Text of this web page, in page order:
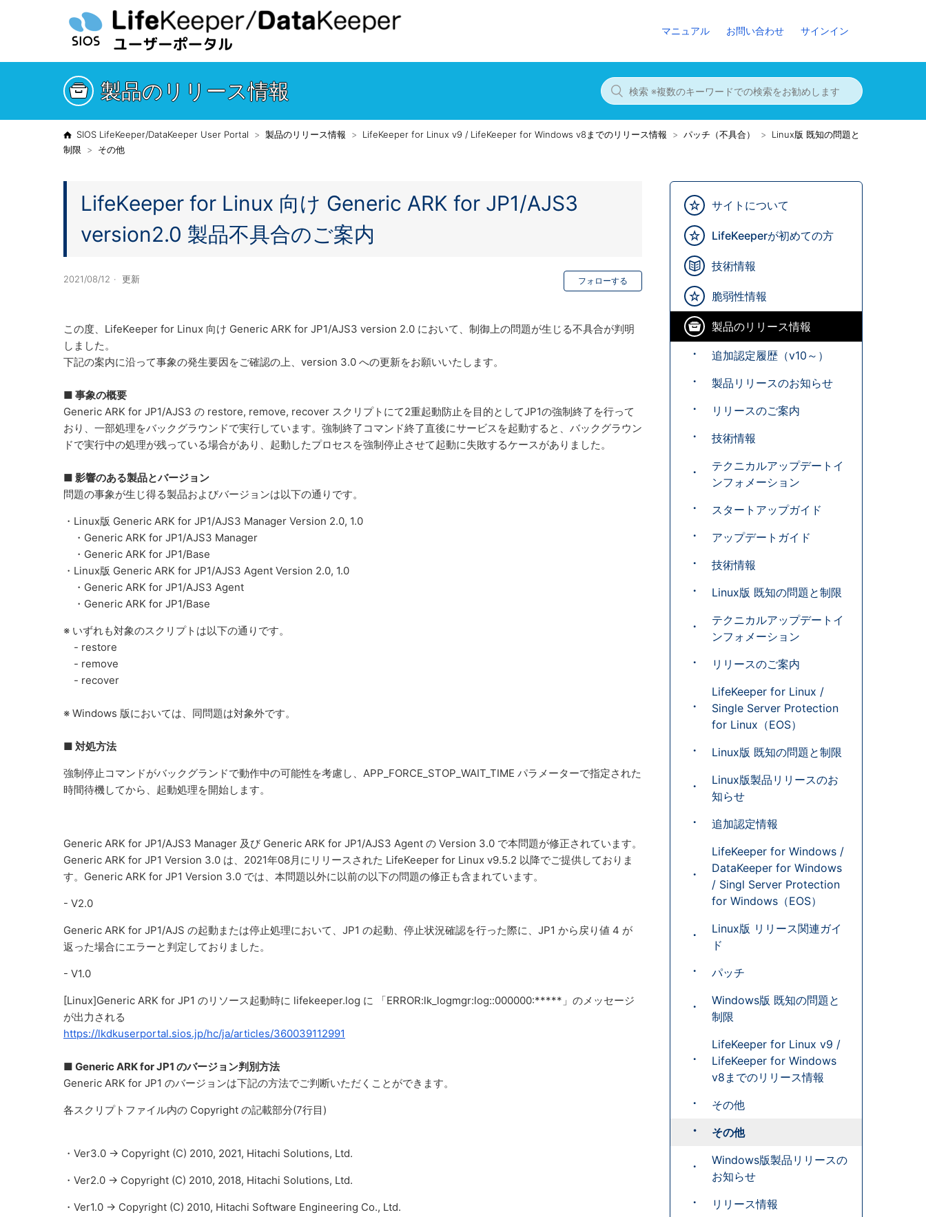
マニュアル お問い合わせ サインイン
製品のリリース情報
SIOS LifeKeeper/DataKeeper User Portal 製品のリリース情報 LifeKeeper for Linux v9 / LifeKeeper for Windows v8までのリリース情報 パッチ（不具合）
Linux版 既知の問題と
制限
その他
サイトについて
LifeKeeperが初めての方
技術情報
脆弱性情報
製品のリリース情報
追加認定履歴（v10～）
製品リリースのお知らせ
リリースのご案内
技術情報
テクニカルアップデートイ
ンフォメーション
スタートアップガイド
アップデートガイド
技術情報
Linux版 既知の問題と制限
テクニカルアップデートイ
ンフォメーション
リリースのご案内
LifeKeeper for Linux /
Single Server Protection
for Linux（EOS）
Linux版 既知の問題と制限
Linux版製品リリースのお
知らせ
追加認定情報
LifeKeeper for Windows /
DataKeeper for Windows
/ Singl Server Protection
for Windows（EOS）
Linux版 リリース関連ガイ
ド
パッチ
Windows版 既知の問題と
制限
LifeKeeper for Linux v9 /
LifeKeeper for Windows
v8までのリリース情報
その他
その他
Windows版製品リリースの
お知らせ
リリース情報
LifeKeeper for Linux 向け Generic ARK for JP1/AJS3
version2.0 製品不具合のご案内
2021/08/12 更新 フォローする
この度、LifeKeeper for Linux 向け Generic ARK for JP1/AJS3 version 2.0 において、制御上の問題が生じる不具合が判明
しました。
下記の案内に沿って事象の発生要因をご確認の上、version 3.0 への更新をお願いいたします。
■ 事象の概要
Generic ARK for JP1/AJS3 の restore, remove, recover スクリプトにて2重起動防止を目的としてJP1の強制終了を行って
おり、一部処理をバックグラウンドで実行しています。強制終了コマンド終了直後にサービスを起動すると、バックグラウン
ドで実行中の処理が残っている場合があり、起動したプロセスを強制停止させて起動に失敗するケースがありました。
■ 影響のある製品とバージョン
問題の事象が生じ得る製品およびバージョンは以下の通りです。
・Linux版 Generic ARK for JP1/AJS3 Manager Version 2.0, 1.0
・Generic ARK for JP1/AJS3 Manager
・Generic ARK for JP1/Base
・Linux版 Generic ARK for JP1/AJS3 Agent Version 2.0, 1.0
・Generic ARK for JP1/AJS3 Agent
・Generic ARK for JP1/Base
※ いずれも対象のスクリプトは以下の通りです。
- restore
- remove
- recover
※ Windows 版においては、同問題は対象外です。
■ 対処方法
強制停止コマンドがバックグランドで動作中の可能性を考慮し、APP_FORCE_STOP_WAIT_TIME パラメーターで指定された
時間待機してから、起動処理を開始します。
Generic ARK for JP1/AJS3 Manager 及び Generic ARK for JP1/AJS3 Agent の Version 3.0 で本問題が修正されています。
Generic ARK for JP1 Version 3.0 は、2021年08月にリリースされた LifeKeeper for Linux v9.5.2 以降でご提供しておりま
す。Generic ARK for JP1 Version 3.0 では、本問題以外に以前の以下の問題の修正も含まれています。
- V2.0
Generic ARK for JP1/AJS の起動または停止処理において、JP1 の起動、停止状況確認を行った際に、JP1 から戻り値 4 が
返った場合にエラーと判定しておりました。
- V1.0
[Linux]Generic ARK for JP1 のリソース起動時に lifekeeper.log に 「ERROR:lk_logmgr:log::000000:*****」のメッセージ
が出力される
https://lkdkuserportal.sios.jp/hc/ja/articles/360039112991
■ Generic ARK for JP1 のバージョン判別方法
Generic ARK for JP1 のバージョンは下記の方法でご判断いただくことができます。
各スクリプトファイル内の Copyright の記載部分(7行目)
・Ver3.0 → Copyright (C) 2010, 2021, Hitachi Solutions, Ltd.
・Ver2.0 → Copyright (C) 2010, 2018, Hitachi Solutions, Ltd.
・Ver1.0 → Copyright (C) 2010, Hitachi Software Engineering Co., Ltd.